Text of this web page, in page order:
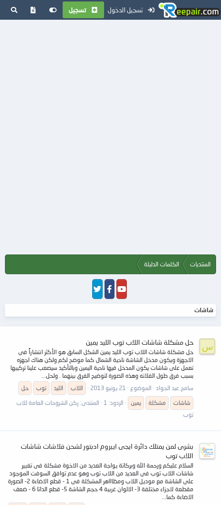
تسجيل الدخول تسجيل
المنتديات الكلمات الدليلة
شاشات
س حل مشكلة شاشات اللاب توب الليد يمين
حل مشكلة شاشات اللاب توب الليد يمين الشكل السابق هو الأكثر انتشاراً فى
الاجهزة ويكون مدخل الشاشة ناحية الشمال كما موضح لكم ولكن هناك اجهزه
تعمل على شاشات يكون المدخل فيها ناحية اليمين وبالتأكيد سيصعب علينا تركيبها
بسبب فرق طول الفلاته وهذه الصورة لتوضيح الفرق بينهما . ولحل...
سامح عبد الجواد
الموضوع 21 يونيو 2013 اللاب الليد توب
حل
شاشات
مشكلة يمين الردود: 1 المنتدى: ركن الشروحات العامة للاب
توب
بشرى لمن يمتلك دائرة ايجى ايبروم ادبتور لشحن فلاشات شاشات
اللاب توب
السلام عليكم ورحمة الله وبركاتة يواجة العديد من الاخوة مشكلة فى تغيير
شاشات اللاب توب فى العديد من اللاب توب وهو عدم توافق السوفت الموجود
على الشاشة مع موديل اللاب ومظاااهر المشكلة فى 1 - قطع الاضاءة 2- الصورة
مقطعة لاجزاء مختلفة 3- الالوان غريبة 4 حجم الشاشة 5- قطع الداتا 6 - ضعف
الاضاءة كما...